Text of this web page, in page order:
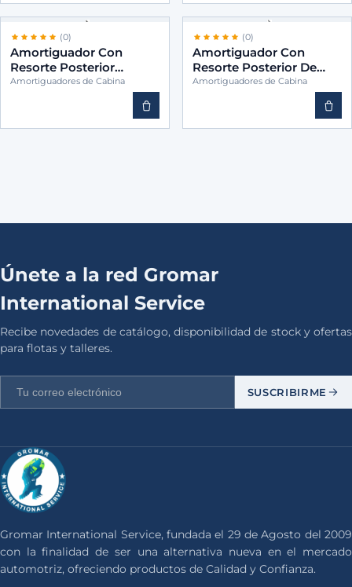
(0)
Amortiguador Con
Resorte Posterior
Vertical Cabina para
Amortiguadores de Cabina
(0)
Amortiguador Con
Resorte Posterior De
Cabina para camiones -
Amortiguadores de Cabina
Únete a la red Gromar
International Service
Recibe novedades de catálogo, disponibilidad de stock y ofertas
para flotas y talleres.
SUSCRIBIRME
Gromar International Service, fundada el 29 de Agosto del 2009
con la finalidad de ser una alternativa nueva en el mercado
automotriz, ofreciendo productos de Calidad y Confianza.